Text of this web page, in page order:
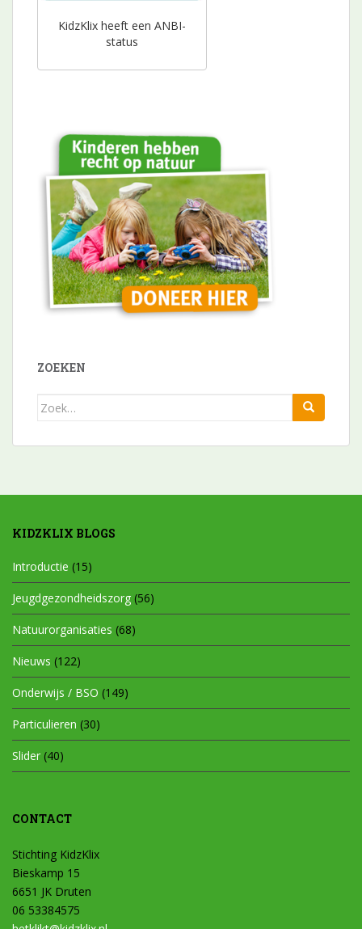
KidzKlix heeft een ANBI-
status
ZOEKEN
Zoek
KIDZKLIX BLOGS
Introductie (15)
Jeugdgezondheidszorg (56)
Natuurorganisaties (68)
Nieuws (122)
Onderwijs / BSO (149)
Particulieren (30)
Slider (40)
CONTACT
Stichting KidzKlix
Bieskamp 15
6651 JK Druten
06 53384575